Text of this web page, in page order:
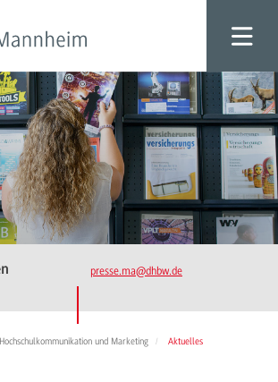
presse.ma@dhbw.de
Hochschulkommunikation und Marketing Aktuelles